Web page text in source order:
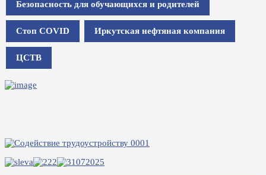
Безопасность для обучающихся и родителей
Стоп COVID Иркутская нефтяная компания
ЦСТВ